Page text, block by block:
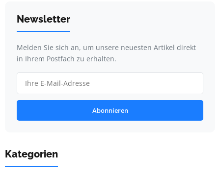
Newsletter
Melden Sie sich an, um unsere neuesten Artikel direkt
in Ihrem Postfach zu erhalten.
Abonnieren
Kategorien